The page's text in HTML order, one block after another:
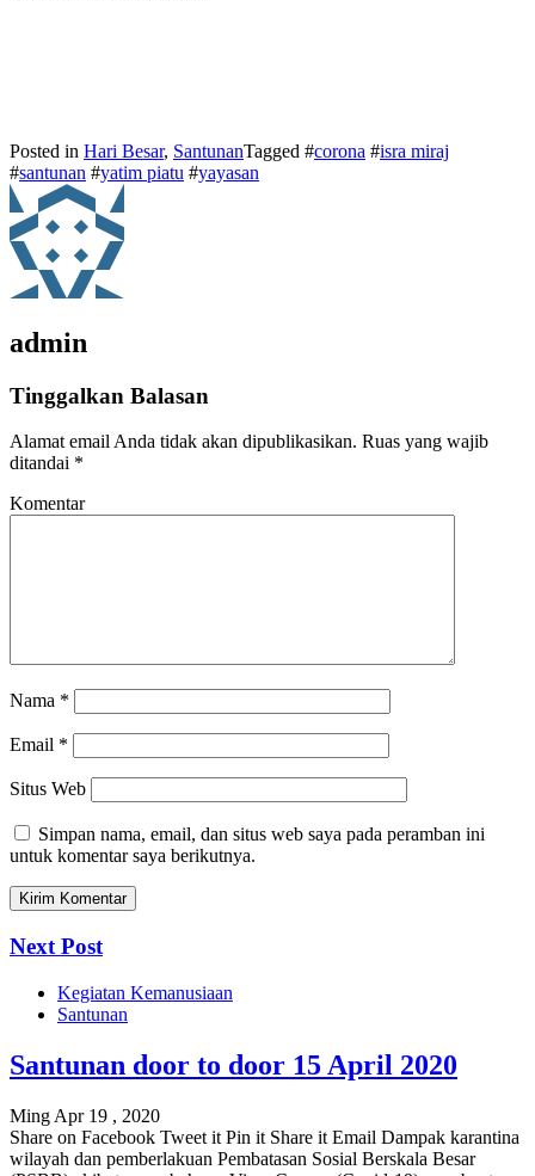
Posted in Hari Besar, SantunanTagged #corona #isra miraj
#santunan #yatim piatu #yayasan
admin
Tinggalkan Balasan
Alamat email Anda tidak akan dipublikasikan. Ruas yang wajib
ditandai *
Komentar
Nama *
Email *
Situs Web
Simpan nama, email, dan situs web saya pada peramban ini
untuk komentar saya berikutnya.
Next Post
Kegiatan Kemanusiaan
Santunan
Santunan door to door 15 April 2020
Ming Apr 19 , 2020
Share on Facebook Tweet it Pin it Share it Email Dampak karantina
wilayah dan pemberlakuan Pembatasan Sosial Berskala Besar